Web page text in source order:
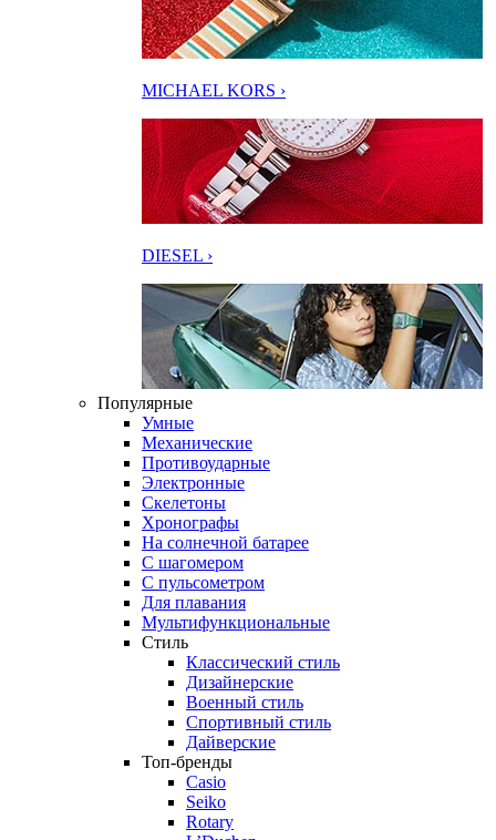
MICHAEL KORS ›
DIESEL ›
Популярные
Умные
Механические
Противоударные
Электронные
Скелетоны
Хронографы
На солнечной батарее
С шагомером
С пульсометром
Для плавания
Мультифункциональные
Стиль
Классический стиль
Дизайнерские
Военный стиль
Спортивный стиль
Дайверские
Топ-бренды
Casio
Seiko
Rotary